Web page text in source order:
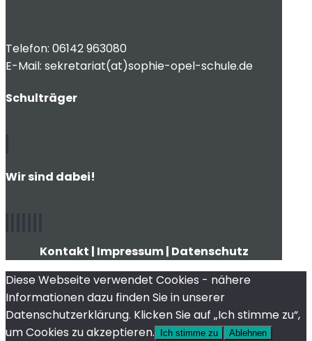
Telefon: 06142 963080
E-Mail: sekretariat(at)sophie-opel-schule.de
Schulträger
Wir sind dabei!
Kontakt | Impressum| Datenschutz
Diese Webseite verwendet Cookies - nähere
Informationen dazu finden Sie in unserer
Datenschutzerklärung. Klicken Sie auf „Ich stimme zu“,
um Cookies zu akzeptieren.
Ich stimme zu
Ablehnen